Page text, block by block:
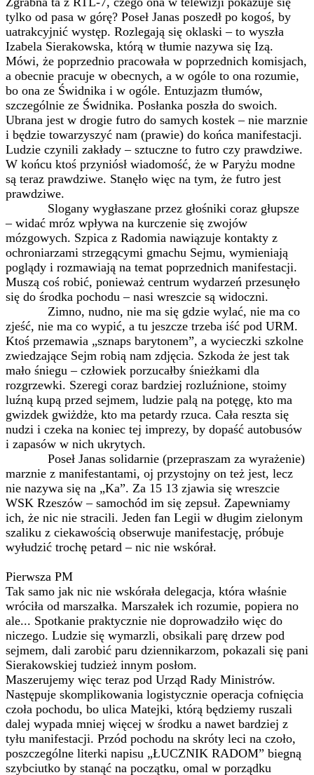
tylko od pasa w górę? Poseł Janas poszedł po kogoś, by
uatrakcyjnić występ. Rozlegają się oklaski – to wyszła
Izabela Sierakowska, którą w tłumie nazywa się Izą.
Mówi, że poprzednio pracowała w poprzednich komisjach,
a obecnie pracuje w obecnych, a w ogóle to ona rozumie,
bo ona ze Świdnika i w ogóle. Entuzjazm tłumów,
szczególnie ze Świdnika. Posłanka poszła do swoich.
Ubrana jest w drogie futro do samych kostek – nie marznie
i będzie towarzyszyć nam (prawie) do końca manifestacji.
Ludzie czynili zakłady – sztuczne to futro czy prawdziwe.
W końcu ktoś przyniósł wiadomość, że w Paryżu modne
są teraz prawdziwe. Stanęło więc na tym, że futro jest
prawdziwe.
Slogany wygłaszane przez głośniki coraz głupsze
– widać mróz wpływa na kurczenie się zwojów
mózgowych. Szpica z Radomia nawiązuje kontakty z
ochroniarzami strzegącymi gmachu Sejmu, wymieniają
poglądy i rozmawiają na temat poprzednich manifestacji.
Muszą coś robić, ponieważ centrum wydarzeń przesunęło
się do środka pochodu – nasi wreszcie są widoczni.
Zimno, nudno, nie ma się gdzie wylać, nie ma co
zjeść, nie ma co wypić, a tu jeszcze trzeba iść pod URM.
Ktoś przemawia „sznaps barytonem”, a wycieczki szkolne
zwiedzające Sejm robią nam zdjęcia. Szkoda że jest tak
mało śniegu – człowiek porzucałby śnieżkami dla
rozgrzewki. Szeregi coraz bardziej rozluźnione, stoimy
luźną kupą przed sejmem, ludzie palą na potęgę, kto ma
gwizdek gwiżdże, kto ma petardy rzuca. Cała reszta się
nudzi i czeka na koniec tej imprezy, by dopaść autobusów
i zapasów w nich ukrytych.
Poseł Janas solidarnie (przepraszam za wyrażenie)
marznie z manifestantami, oj przystojny on też jest, lecz
nie nazywa się na „Ka”. Za 15 13 zjawia się wreszcie
WSK Rzeszów – samochód im się zepsuł. Zapewniamy
ich, że nic nie stracili. Jeden fan Legii w długim zielonym
szaliku z ciekawością obserwuje manifestację, próbuje
wyłudzić trochę petard – nic nie wskórał.
Pierwsza PM
Tak samo jak nic nie wskórała delegacja, która właśnie
wróciła od marszałka. Marszałek ich rozumie, popiera no
ale... Spotkanie praktycznie nie doprowadziło więc do
niczego. Ludzie się wymarzli, obsikali parę drzew pod
sejmem, dali zarobić paru dziennikarzom, pokazali się pani
Sierakowskiej tudzież innym posłom.
Maszerujemy więc teraz pod Urząd Rady Ministrów.
Następuje skomplikowania logistycznie operacja cofnięcia
czoła pochodu, bo ulica Matejki, którą będziemy ruszali
dalej wypada mniej więcej w środku a nawet bardziej z
tyłu manifestacji. Przód pochodu na skróty leci na czoło,
poszczególne literki napisu „ŁUCZNIK RADOM” biegną
szybciutko by stanąć na początku, omal w porządku